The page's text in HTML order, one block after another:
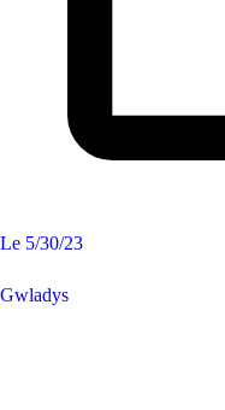
Le 5/30/23
Gwladys